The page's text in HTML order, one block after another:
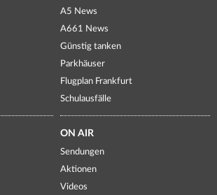
A5 News
A661 News
Günstig tanken
Parkhäuser
Flugplan Frankfurt
Schulausfälle
ON AIR
Sendungen
Aktionen
Videos